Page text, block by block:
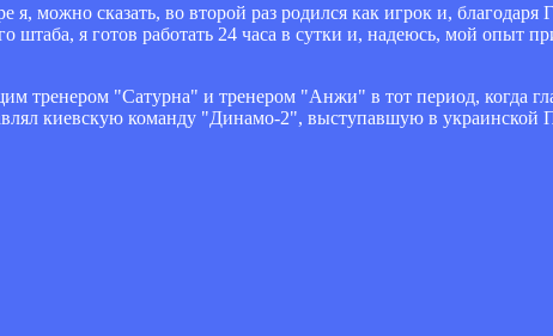
можно сказать, во второй раз родился как игрок и, благодаря
штаба, я готов работать 24 часа в сутки и, надеюсь, мой опыт
тренером "Сатурна" и тренером "Анжи" в тот период, когда
киевскую команду "Динамо-2", выступавшую в украинской